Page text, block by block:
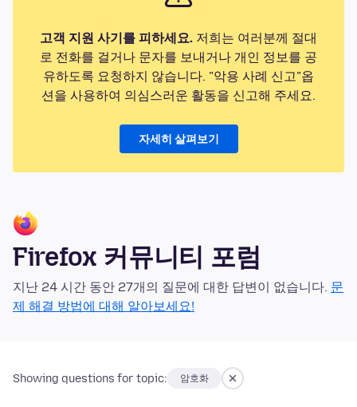
고객 지원 사기를 피하세요. 저희는 여러분께 절대
로 전화를 걸거나 문자를 보내거나 개인 정보를 공
유하도록 요청하지 않습니다. "악용 사례 신고"옵
션을 사용하여 의심스러운 활동을 신고해 주세요.
자세히 살펴보기
Firefox 커뮤니티 포럼
지난 24 시간 동안 27개의 질문에 대한 답변이 없습니다. 문
제 해결 방법에 대해 알아보세요!
Showing questions for topic: 암호화